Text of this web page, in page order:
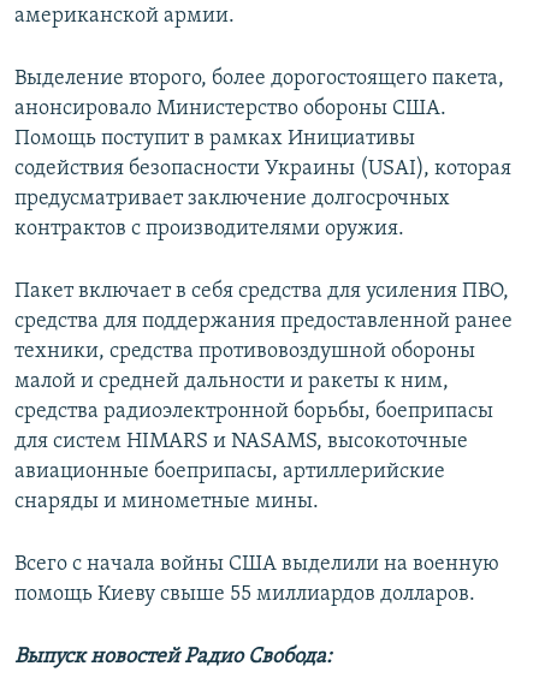
американской армии.
Выделение второго, более дорогостоящего пакета,
анонсировало Министерство обороны США.
Помощь поступит в рамках Инициативы
содействия безопасности Украины (USAI), которая
предусматривает заключение долгосрочных
контрактов с производителями оружия.
Пакет включает в себя средства для усиления ПВО,
средства для поддержания предоставленной ранее
техники, средства противовоздушной обороны
малой и средней дальности и ракеты к ним,
средства радиоэлектронной борьбы, боеприпасы
для систем HIMARS и NASAMS, высокоточные
авиационные боеприпасы, артиллерийские
снаряды и минометные мины.
Всего с начала войны США выделили на военную
помощь Киеву свыше 55 миллиардов долларов.
Выпуск новостей Радио Свобода: